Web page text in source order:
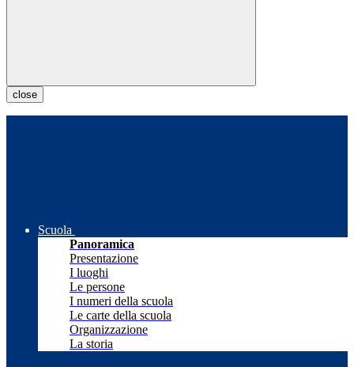
close
Scuola
Panoramica
Presentazione
I luoghi
Le persone
I numeri della scuola
Le carte della scuola
Organizzazione
La storia